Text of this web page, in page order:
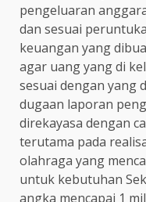
pengeluaran
dan sesuai
keuangan yang
agar uang yang di
sesuai dengan yang
dugaan laporan
direkayasa dengan
terutama pada
olahraga yang
untuk kebutuhan
angka mencapai 1